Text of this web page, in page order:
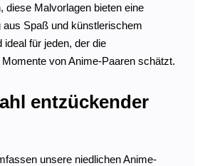
diese Malvorlagen bieten eine
aus Spaß und künstlerischem
für jeden, der die
von Anime-Paaren schätzt.
entzückender
unsere niedlichen Anime-